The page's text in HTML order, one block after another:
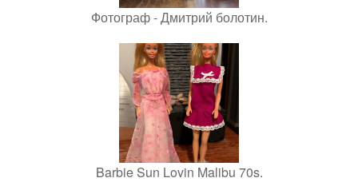
Фотограф - Дмитрий болотин.
Barbie Sun Lovin Malibu 70s.